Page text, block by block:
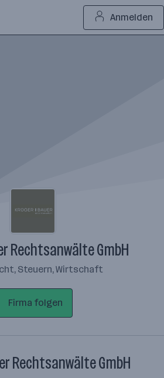
Anmelden
Rechtsanwälte GmbH
Steuern, Wirtschaft
Firma folgen
Rechtsanwälte GmbH